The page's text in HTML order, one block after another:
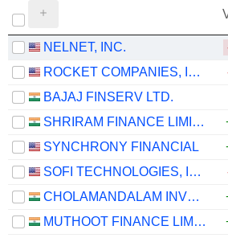
NELNET, INC.
ROCKET COMPANIES, INC.
BAJAJ FINSERV LTD.
SHRIRAM FINANCE LIMITED
SYNCHRONY FINANCIAL
SOFI TECHNOLOGIES, INC.
CHOLAMANDALAM INVESTMENT AND FINANCE COMPANY LIMITED
MUTHOOT FINANCE LIMITED